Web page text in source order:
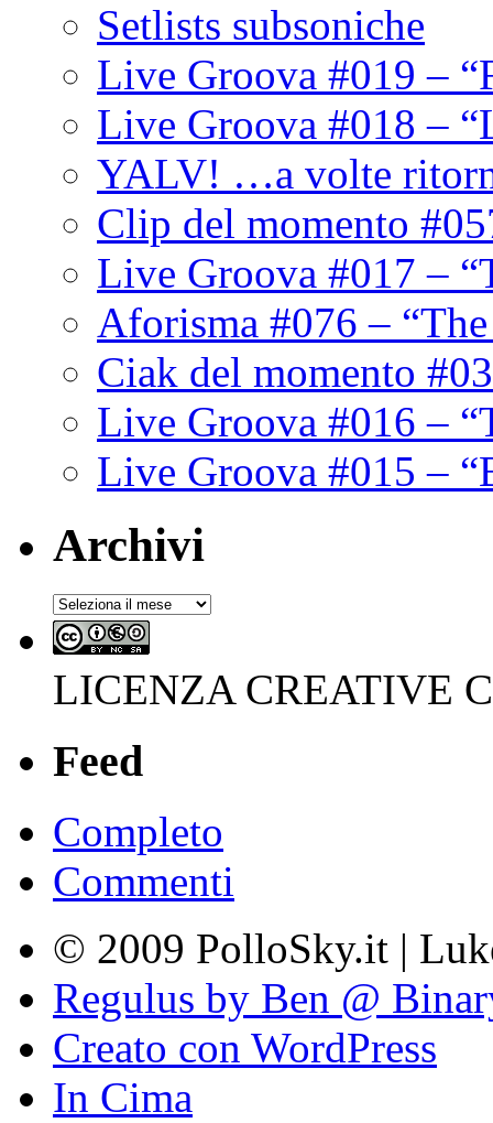
Setlists subsoniche
Live Groova #019 –
Live Groova #018 –
YALV! …a volte
Clip del momento
Live Groova #017 –
Aforisma #076 –
Ciak del momento
Live Groova #016 –
Live Groova #015 –
Archivi
Archivi
LICENZA CREATIVE
Feed
Completo
Commenti
© 2009 PolloSky.it |
Regulus by Ben @
Creato con WordPress
In Cima